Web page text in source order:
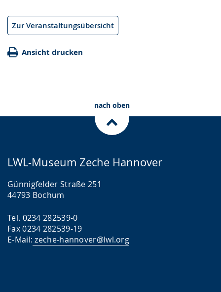
Zur Veranstaltungsübersicht
Ansicht drucken
nach oben
LWL-Museum Zeche Hannover
Günnigfelder Straße 251
44793 Bochum
Tel. 0234 282539-0
Fax 0234 282539-19
E-Mail: zeche-hannover@lwl.org